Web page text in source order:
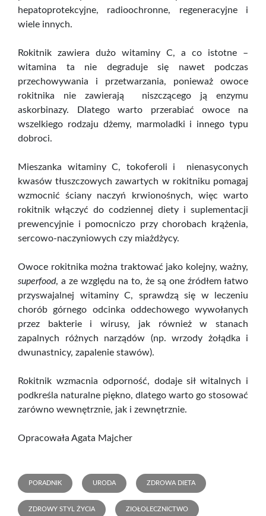
hepatoprotekcyjne, radioochronne, regeneracyjne i
wiele innych.
Rokitnik zawiera dużo witaminy C, a co istotne –
witamina ta nie degraduje się nawet podczas
przechowywania i przetwarzania, ponieważ owoce
rokitnika nie zawierają niszczącego ją enzymu
askorbinazy. Dlatego warto przerabiać owoce na
wszelkiego rodzaju dżemy, marmoladki i innego typu
dobroci.
Mieszanka witaminy C, tokoferoli i nienasyconych
kwasów tłuszczowych zawartych w rokitniku pomagaj
wzmocnić ściany naczyń krwionośnych, więc warto
rokitnik włączyć do codziennej diety i suplementacji
prewencyjnie i pomocniczo przy chorobach krążenia,
sercowo-naczyniowych czy miażdżycy.
Owoce rokitnika można traktować jako kolejny, ważny,
superfood, a ze względu na to, że są one źródłem łatwo
przyswajalnej witaminy C, sprawdzą się w leczeniu
chorób górnego odcinka oddechowego wywołanych
przez bakterie i wirusy, jak również w stanach
zapalnych różnych narządów (np. wrzody żołądka i
dwunastnicy, zapalenie stawów).
Rokitnik wzmacnia odporność, dodaje sił witalnych i
podkreśla naturalne piękno, dlatego warto go stosować
zarówno wewnętrznie, jak i zewnętrznie.
Opracowała Agata Majcher
PORADNIK URODA ZDROWA DIETA
ZDROWY STYL ŻYCIA ZIOŁOLECZNICTWO